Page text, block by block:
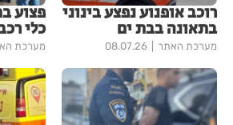
רוכב אופנוע נפצע בינוני
בתאונה בבת ים
מערכת האתר 08.07.26
פצוע
כלי
מערכת